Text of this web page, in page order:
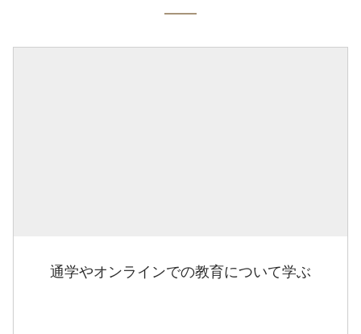
通学やオンラインでの教育について学ぶ